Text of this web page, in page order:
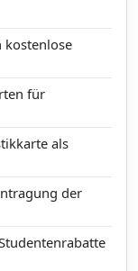
kostenlose
für
als
der